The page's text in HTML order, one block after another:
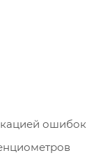
ошибок